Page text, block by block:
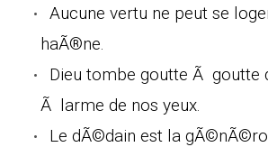
Aucune vertu ne peut se
haÃ®ne.
Dieu tombe goutte Ã goutte
Ã larme de nos yeux.
Le dÃ©dain est la